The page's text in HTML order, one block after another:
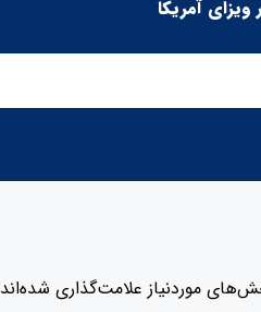
آمریکا
موردنیاز علامت‌گذاری شده‌اند